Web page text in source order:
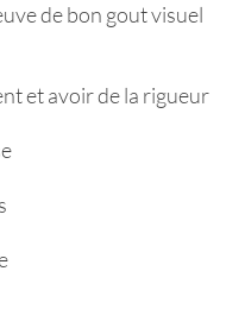
de bon gout visuel
et avoir de la rigueur